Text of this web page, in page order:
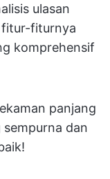
ulasan
fitur-fiturnya
komprehensif
panjang
dan